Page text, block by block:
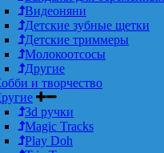
Видеоняни
Детские зубные щетки
Детские триммеры
Молокоотсосы
Другие
и творчество
3d ручки
Magic Tracks
Play Doh